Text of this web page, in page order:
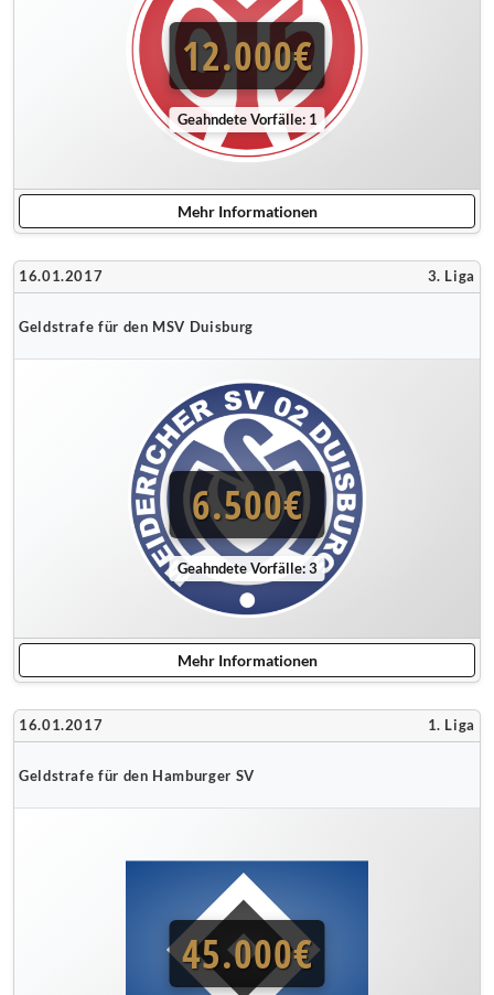
12.000€
Geahndete Vorfälle: 1
Mehr Informationen
16.01.2017 3. Liga
Geldstrafe für den MSV Duisburg
6.500€
Geahndete Vorfälle: 3
Mehr Informationen
16.01.2017 1. Liga
Geldstrafe für den Hamburger SV
45.000€